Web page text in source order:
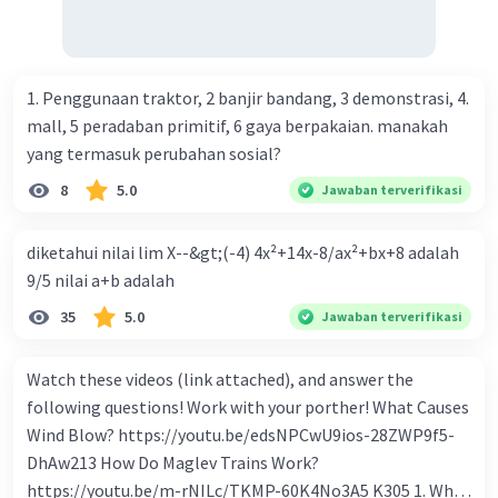
kontraktif dilakukan dengan cara .... a. Menurunkan
pengeluaran pemerintah (G), menambah pembayaran
transfer (Tr) dan meningkatkan pemungutan pajak (Tx) b.
Menurunkan G, mengurangi Tr, dan meningkatkan Tx c.
Menurunkan G, menambah Tr, dan menurunkan Tx d.
Meningkatkan G, menambah Tr, dan menurunkan Tx Cara
yang dilakukan kebijakan tingkat diskonto oleh Bank
Sentral dalam melakukan kebijakan moneter adalah .... a.
Mengatur jumlah pemberian kredit b. Menetapkan harga
wajib minimum (reserved requirement ratio) d. Mengatur
tingkat bunga tabungan e. Mengatur tingkat bunga
pinjaman bank sentral kepada bank umum Perhatikan
beberapa pernyataan berikut. 1). Menaikkan tarif pajak. 2).
1. Penggunaan traktor, 2 banjir bandang, 3 demonstrasi, 4.
mall, 5 peradaban primitif, 6 gaya berpakaian. manakah
yang termasuk perubahan sosial?
8 5.0 Jawaban terverifikasi
diketahui nilai lim X--&gt;(-4) 4x²+14x-8/ax²+bx+8 adalah
9/5 nilai a+b adalah
35 5.0 Jawaban terverifikasi
Watch these videos (link attached), and answer the
following questions! Work with your porther! What Causes
Wind Blow? https://youtu.be/edsNPCwU9ios-28ZWP9f5-
DhAw213 How Do Maglev Trains Work?
https://youtu.be/m-rNILc/TKMP-60K4No3A5 K305 1. What